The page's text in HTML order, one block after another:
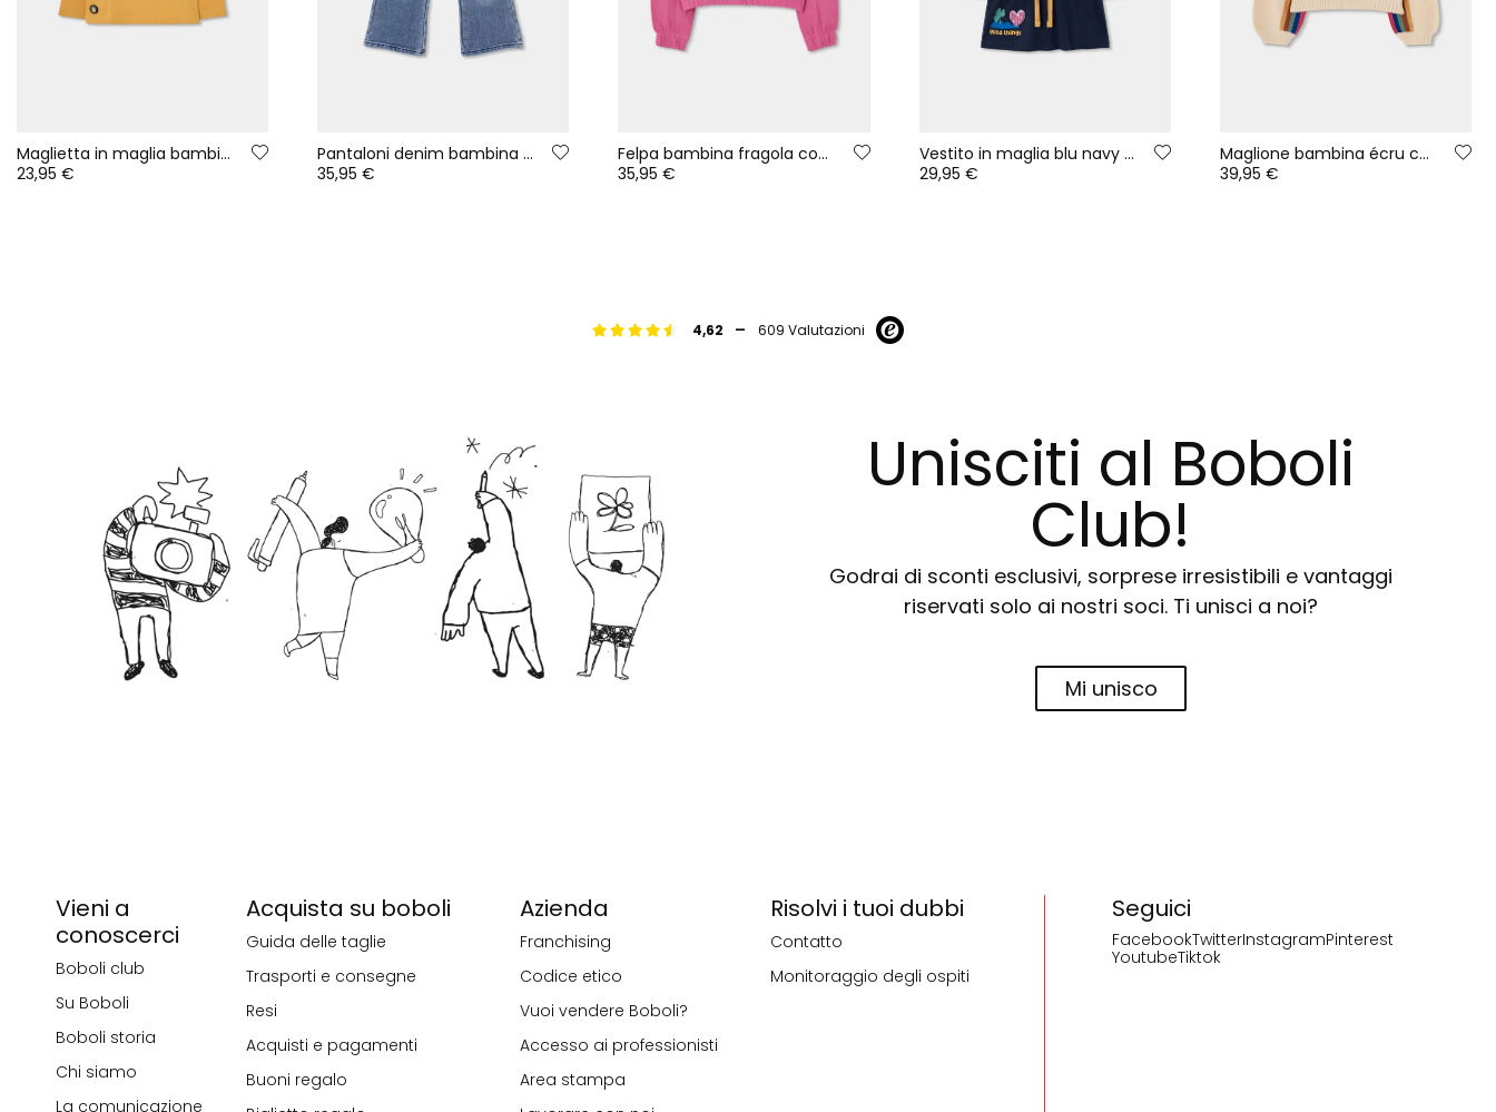
Maglietta in maglia bambina gialla con paillettes smiley
23,95 €
Pantaloni denim bambina blu con toppe di fiori
35,95 €
Felpa bambina fragola con cappuccio stampato
35,95 €
Vestito in maglia blu navy stampato con paillettes
29,95 €
Maglione bambina écru con righe multicolore
39,95 €
4,62 - 609 Valutazioni
Unisciti al Boboli
Club!
Godrai di sconti esclusivi, sorprese irresistibili e vantaggi
riservati solo ai nostri soci. Ti unisci a noi?
Mi unisco
Seguici
FacebookTwitterInstagramPinterest
YoutubeTiktok
Vieni a
conoscerci
Boboli club
Su Boboli
Boboli storia
Chi siamo
La comunicazione
Acquista su boboli
Guida delle taglie
Trasporti e consegne
Resi
Acquisti e pagamenti
Buoni regalo
Azienda
Franchising
Codice etico
Vuoi vendere Boboli?
Accesso ai professionisti
Area stampa
Risolvi i tuoi dubbi
Contatto
Monitoraggio degli ospiti